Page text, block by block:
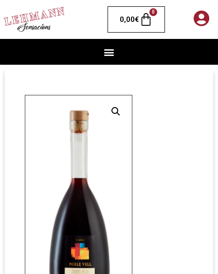
0,00€
0